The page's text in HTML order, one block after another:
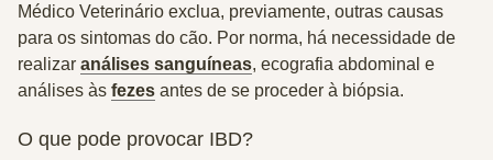
Médico Veterinário exclua, previamente, outras causas
para os sintomas do cão. Por norma, há necessidade de
realizar análises sanguíneas, ecografia abdominal e
análises às fezes antes de se proceder à biópsia.
O que pode provocar IBD?